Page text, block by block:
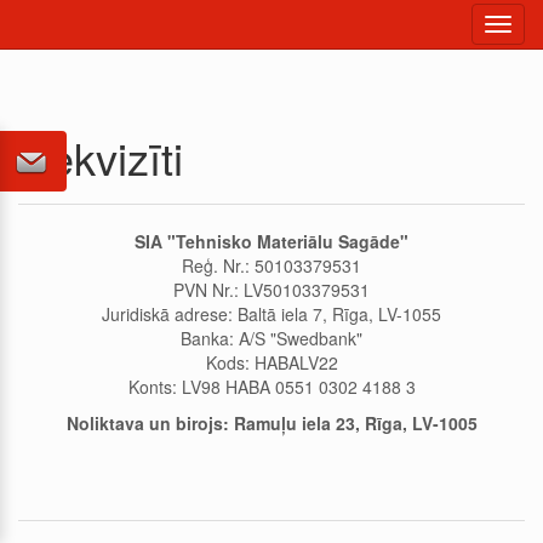
Rekvizīti
SIA "Tehnisko Materiālu Sagāde"
Reģ. Nr.: 50103379531
PVN Nr.: LV50103379531
Juridiskā adrese: Baltā iela 7, Rīga, LV-1055
Banka: A/S "Swedbank"
Kods: HABALV22
Konts: LV98 HABA 0551 0302 4188 3
Noliktava un birojs: Ramuļu iela 23, Rīga, LV-1005